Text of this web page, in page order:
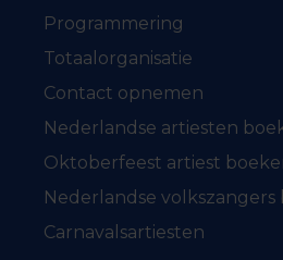
Programmering
Totaalorganisatie
Contact opnemen
Nederlandse artiesten
Oktoberfeest artiest
Nederlandse volkszangers
Carnavalsartiesten